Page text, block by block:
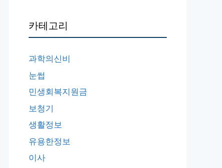
카테고리
과학의신비
눈썹
민생회복지원금
보청기
생활정보
유용한정보
이사